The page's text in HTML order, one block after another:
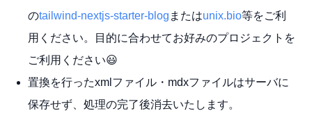
のtailwind-nextjs-starter-blog またはunix.bio等をご利
用ください。目的に合わせてお好みのプロジェクトを
ご利用ください😃
置換を行ったxmlファイル・mdxファイルはサーバに
保存せず、処理の完了後消去いたします。